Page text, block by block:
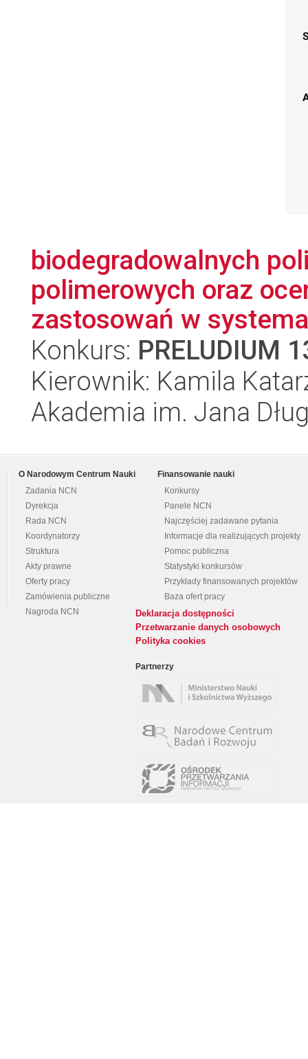
biodegradowalnych
polimerowych oraz
zastosowań w
Konkurs: PRELUDIUM
Kierownik: Kamila
Akademia im. Jana
O Narodowym Centrum Nauki
Zadania NCN
Dyrekcja
Rada NCN
Koordynatorzy
Struktura
Akty prawne
Oferty pracy
Zamówienia publiczne
Nagroda NCN
Finansowanie nauki
Konkursy
Panele NCN
Najczęściej zadawane pytania
Informacje dla realizujących projekty
Pomoc publiczna
Statystyki konkursów
Przykłady finansowanych projektów
Baza ofert pracy
Deklaracja dostępności
Przetwarzanie danych osobowych
Polityka cookies
Partnerzy